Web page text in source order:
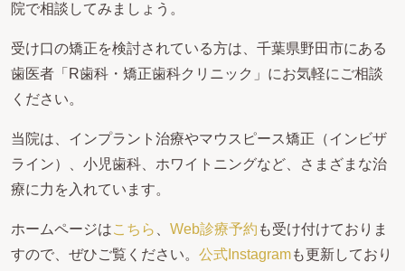
院で相談してみましょう。
受け口の矯正を検討されている方は、千葉県野田市にある
歯医者「R歯科・矯正歯科クリニック」にお気軽にご相談
ください。
当院は、インプラント治療やマウスピース矯正（インビザ
ライン）、小児歯科、ホワイトニングなど、さまざまな治
療に力を入れています。
ホームページはこちら Web診療予約 も受け付けておりま
すので、ぜひご覧ください。 公式Instagramも更新しており